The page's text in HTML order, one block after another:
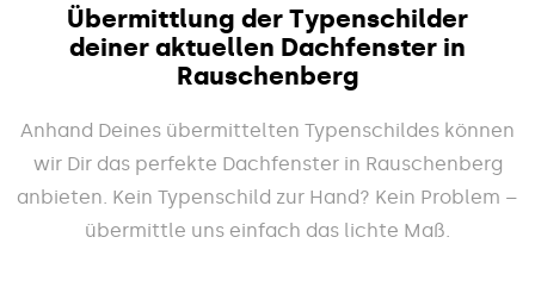
Übermittlung der Typenschilder
deiner aktuellen Dachfenster in
Rauschenberg
Anhand Deines übermittelten Typenschildes können
wir Dir das perfekte Dachfenster in Rauschenberg
anbieten. Kein Typenschild zur Hand? Kein Problem –
übermittle uns einfach das lichte Maß.